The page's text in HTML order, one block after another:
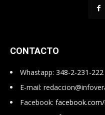
CONTACTO
Whastapp: 348-2-231-222
E-mail:
Facebook: